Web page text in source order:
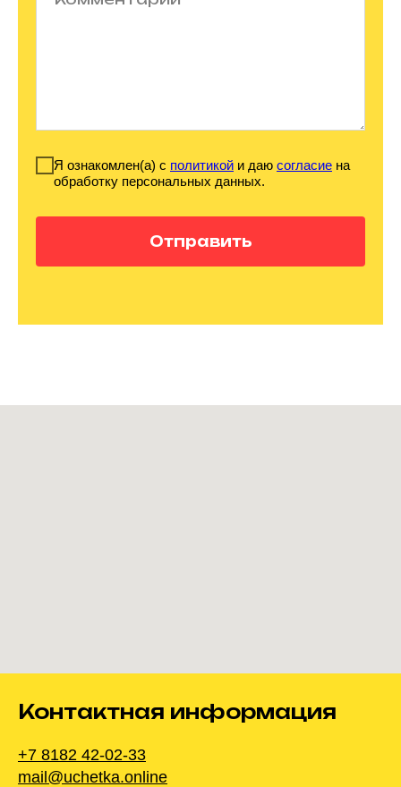
Я ознакомлен(а) с политикой и даю согласие на
обработку персональных данных.
Отправить
Контактная информация
+7 8182 42-02-33
mail@uchetka.online